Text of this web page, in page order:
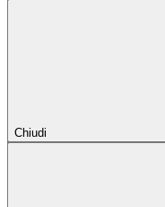
Chiudi